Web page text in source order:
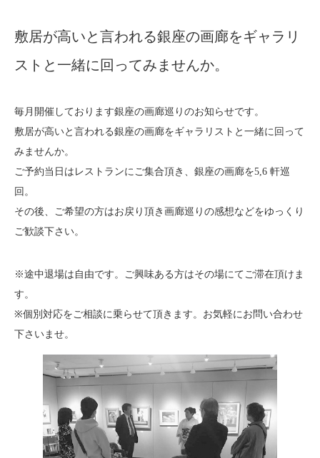
About
Blog ブログ
Contact
Purchase assessment
敷居が高いと言われる銀座の画廊をギャラリ
ストと一緒に回ってみませんか。
毎月開催しております銀座の画廊巡りのお知らせです。
敷居が高いと言われる銀座の画廊をギャラリストと一緒に回って
みませんか。
ご予約当日はレストランにご集合頂き、銀座の画廊を5,6 軒巡
回。
その後、ご希望の方はお戻り頂き画廊巡りの感想などをゆっくり
ご歓談下さい。
※途中退場は自由です。ご興味ある方はその場にてご滞在頂けま
す。
※個別対応をご相談に乗らせて頂きます。お気軽にお問い合わせ
下さいませ。